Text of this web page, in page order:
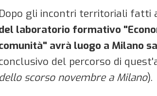
Dopo gli incontri territoriali fatti
laboratorio formativo
avrà luogo a Milano
del percorso di
dello scorso novembre a Milano).